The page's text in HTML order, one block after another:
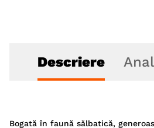
Descriere
Bogată în faună sălbatică,